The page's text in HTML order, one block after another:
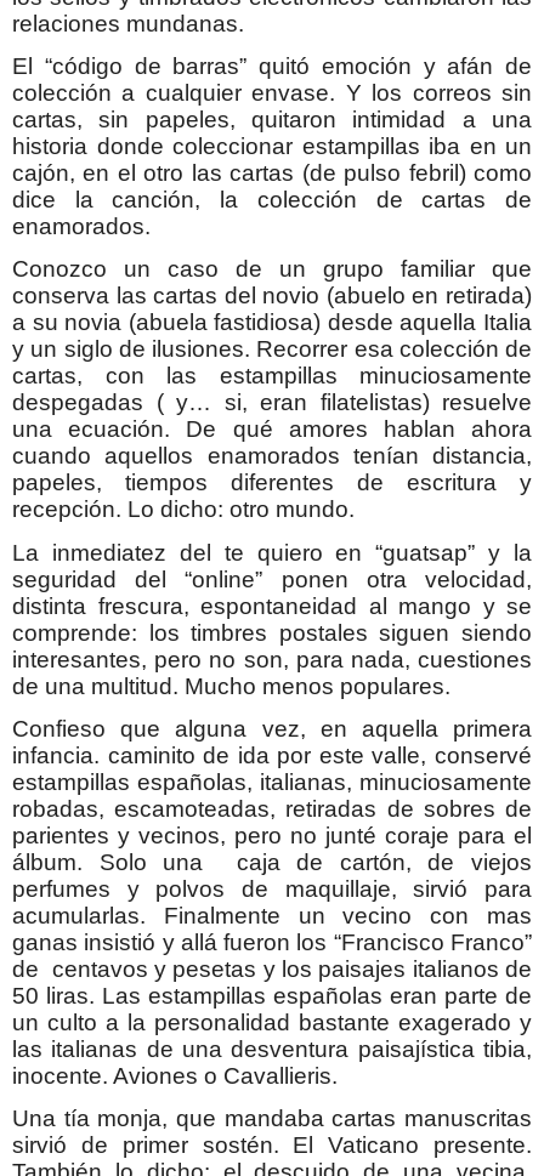
relaciones mundanas.
El “código de barras” quitó emoción y afán de
colección a cualquier envase. Y los correos sin
cartas, sin papeles, quitaron intimidad a una
historia donde coleccionar estampillas iba en un
cajón, en el otro las cartas (de pulso febril) como
dice la canción, la colección de cartas de
enamorados.
Conozco un caso de un grupo familiar que
conserva las cartas del novio (abuelo en retirada)
a su novia (abuela fastidiosa) desde aquella Italia
y un siglo de ilusiones. Recorrer esa colección de
cartas, con las estampillas minuciosamente
despegadas ( y… si, eran filatelistas) resuelve
una ecuación. De qué amores hablan ahora
cuando aquellos enamorados tenían distancia,
papeles, tiempos diferentes de escritura y
recepción. Lo dicho: otro mundo.
La inmediatez del te quiero en “guatsap” y la
seguridad del “online” ponen otra velocidad,
distinta frescura, espontaneidad al mango y se
comprende: los timbres postales siguen siendo
interesantes, pero no son, para nada, cuestiones
de una multitud. Mucho menos populares.
Confieso que alguna vez, en aquella primera
infancia. caminito de ida por este valle, conservé
estampillas españolas, italianas, minuciosamente
robadas, escamoteadas, retiradas de sobres de
parientes y vecinos, pero no junté coraje para el
álbum. Solo una caja de cartón, de viejos
perfumes y polvos de maquillaje, sirvió para
acumularlas. Finalmente un vecino con mas
ganas insistió y allá fueron los “Francisco Franco”
de centavos y pesetas y los paisajes italianos de
50 liras. Las estampillas españolas eran parte de
un culto a la personalidad bastante exagerado y
las italianas de una desventura paisajística tibia,
inocente. Aviones o Cavallieris.
Una tía monja, que mandaba cartas manuscritas
sirvió de primer sostén. El Vaticano presente.